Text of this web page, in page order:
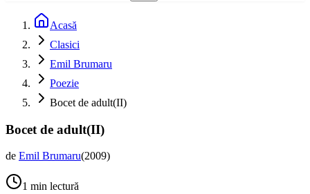
Acasă
Clasici
Emil Brumaru
Poezie
Bocet de adult(II)
Bocet de adult(II)
de Emil Brumaru(2009)
1 min lectură